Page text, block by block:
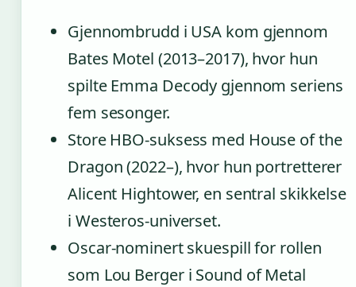
Gjennombrudd i USA kom gjennom
Bates Motel (2013–2017), hvor hun
spilte Emma Decody gjennom seriens
fem sesonger.
Store HBO-suksess med House of the
Dragon (2022–), hvor hun portretterer
Alicent Hightower, en sentral skikkelse
i Westeros-universet.
Oscar-nominert skuespill for rollen
som Lou Berger i Sound of Metal